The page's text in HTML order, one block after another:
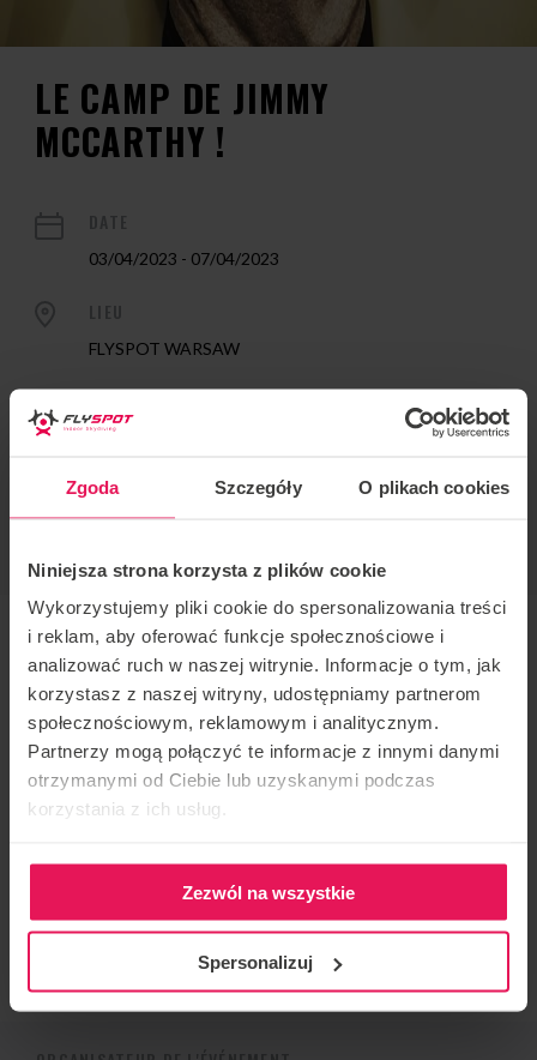
Zgoda Szczegóły O plikach cookies
Niniejsza strona korzysta z plików cookie
Wykorzystujemy pliki cookie do spersonalizowania treści
i reklam, aby oferować funkcje społecznościowe i
analizować ruch w naszej witrynie. Informacje o tym, jak
korzystasz z naszej witryny, udostępniamy partnerom
społecznościowym, reklamowym i analitycznym.
Partnerzy mogą połączyć te informacje z innymi danymi
otrzymanymi od Ciebie lub uzyskanymi podczas
korzystania z ich usług.
Zezwól na wszystkie
Spersonalizuj
LE CAMP DE JIMMY
MCCARTHY !
03/04/2023 - 07/04/2023
FLYSPOT WARSAW
Jimmy McCarthy
STYLE DE COACHING
Entraîneur :Jimmy McCarthy
Lieu : Flyspot Varsovie
Date :03-07.04.2023
questions, veuillez nous contacter à